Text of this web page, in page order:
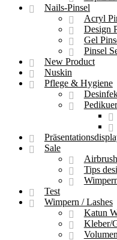
Nails-Pinsel
Acryl
Design
Gel
Pinsel
New Product
Nuskin
Pflege & Hygiene
Sale
Tips
Test
Wimpern / Lashes
Katun
Kleber/